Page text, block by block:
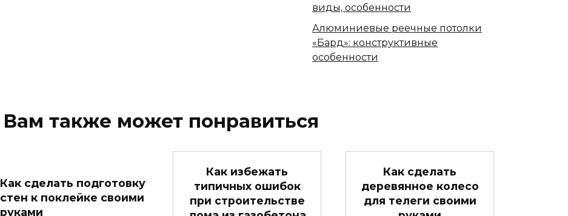
виды, особенности
Алюминиевые реечные потолки
«Бард»: конструктивные
особенности
Вам также может понравиться
Как сделать подготовку
стен к поклейке своими
руками
Как избежать
типичных ошибок
при строительстве
Как сделать
деревянное колесо
для телеги своими